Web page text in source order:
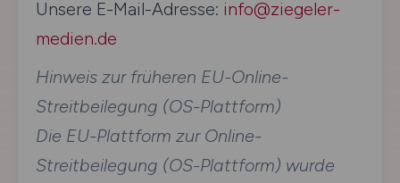
Unsere E-Mail-Adresse: info@ziegeler-
medien.de
Hinweis zur früheren EU-Online-
Streitbeilegung (OS-Plattform)
Die EU-Plattform zur Online-
Streitbeilegung (OS-Plattform) wurde